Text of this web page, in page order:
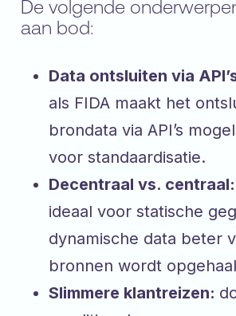
De volgende
aan bod:
Data ontsluiten via
als FIDA maakt het
brondata via API’s
voor standaardisatie.
Decentraal vs. centraal:
ideaal voor statische
dynamische data beter
bronnen wordt
Slimmere klantreizen: